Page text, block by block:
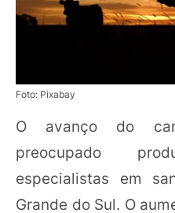
Foto: Pixabay
O avanço do
preocupado
especialistas em
Grande do Sul. O